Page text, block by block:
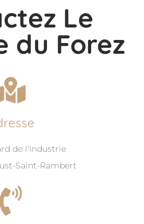
Le
du Forez
de l'Industrie
Saint-Rambert